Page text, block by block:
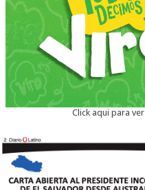
Click aqui para ver